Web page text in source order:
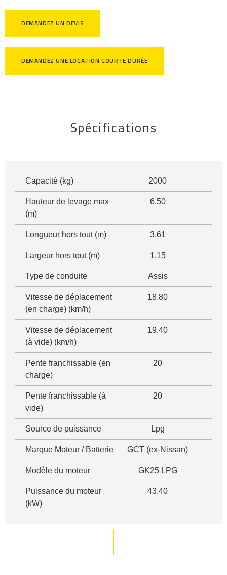
DEMANDEZ UN DEVIS
DEMANDEZ UNE LOCATION COURTE DURÉE
Spécifications
Capacité (kg) 2000
Hauteur de levage max
(m)
6.50
Longueur hors tout (m) 3.61
Largeur hors tout (m) 1.15
Type de conduite Assis
Vitesse de déplacement
(en charge) (km/h)
18.80
Vitesse de déplacement
(à vide) (km/h)
19.40
Pente franchissable (en
charge)
20
Pente franchissable (à
vide)
20
Source de puissance Lpg
Marque Moteur / Batterie GCT (ex-Nissan)
Modèle du moteur GK25 LPG
Puissance du moteur
(kW)
43.40